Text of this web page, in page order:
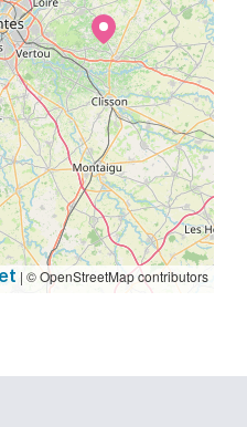
| © OpenStreetMap contributors